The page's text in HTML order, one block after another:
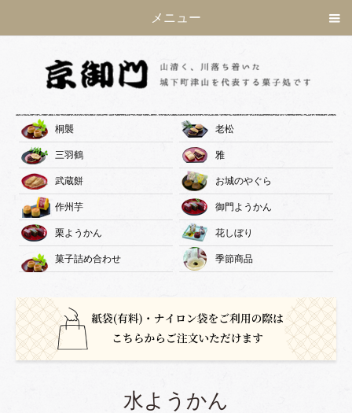
メニュー
桐襲 老松
三羽鶴 雅
武蔵餅 お城のやぐら
作州芋 御門ようかん
栗ようかん 花しぼり
菓子詰め合わせ 季節商品
水ようかん